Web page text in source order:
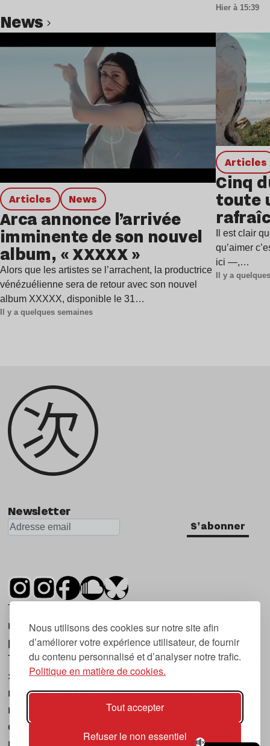
Nous utilisons des cookies sur notre site afin
d’améliorer votre expérience utilisateur, de fournir
du contenu personnalisé et d’analyser notre trafic.
Politique en matière de cookies.
Tout accepter
Refuser le non essentiel
Hier à 15:39
news
Articles news
Arca annonce l’arrivée
imminente de son nouvel
album, « XXXXX »
Alors que les artistes se l’arrachent, la productrice
vénézuélienne sera de retour avec son nouvel
album XXXXX, disponible le 31…
Il y a quelques semaines
Articles
Cinq
toute
Il est clair
qu’aimer
ici —,…
Il y a
Newsletter
S'abonner
Tsugi est un mensuel indépendant sur la
musique et les nouvelles tendances, dont la
première parution date de 2007.
Tsugi en japonais signifie « prochain », « suivant
», ce qui correspond à la thématique du
magazine, à l’affût des nouvelles tendances
musicales, qu’elles viennent de la musique
électronique, du rock ou du hip hop, et des
nouveaux phénomènes de société liés à la